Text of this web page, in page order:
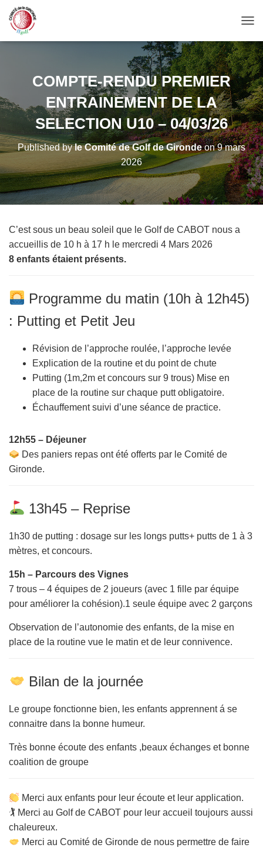
COMPTE-RENDU PREMIER
ENTRAINEMENT DE LA
SELECTION U10 – 04/03/26
Published byle Comité de Golf de Girondeon9 mars
2026
C’est sous un beau soleil que le Golf de CABOT nous a
accueillis de 10 h à 17 h le mercredi 4 Mars 2026
8 enfants étaient présents.
Programme du matin (10h à 12h45)
: Putting et Petit Jeu
Révision de l’approche roulée, l’approche levée
Explication de la routine et du point de chute
Putting (1m,2m et concours sur 9 trous) Mise en
place de la routine sur chaque putt obligatoire.
Échauffement suivi d’une séance de practice.
12h55 – Déjeuner
Des paniers repas ont été offerts par le Comité de
Gironde.
13h45 – Reprise
1h30 de putting : dosage sur les longs putts+ putts de 1 à 3
mètres, et concours.
15h – Parcours des Vignes
7 trous – 4 équipes de 2 joueurs (avec 1 fille par équipe
pour améliorer la cohésion).1 seule équipe avec 2 garçons
Observation de l’autonomie des enfants, de la mise en
place de la routine vue le matin et de leur connivence.
Bilan de la journée
Le groupe fonctionne bien, les enfants apprennent á se
connaitre dans la bonne humeur.
Très bonne écoute des enfants ,beaux échanges et bonne
coalition de groupe
Merci aux enfants pour leur écoute et leur application.
🏌️ Merci au Golf de CABOT pour leur accueil toujours aussi
chaleureux.
Merci au Comité de Gironde de nous permettre de faire